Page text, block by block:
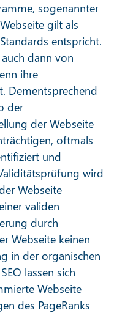
sogenannter
gilt als
entspricht.
dann von
ihre
Dementsprechend
der
der Webseite
oftmals
und
wird
Webseite
validen
durch
Webseite keinen
in der organischen
lassen sich
Webseite
des PageRanks